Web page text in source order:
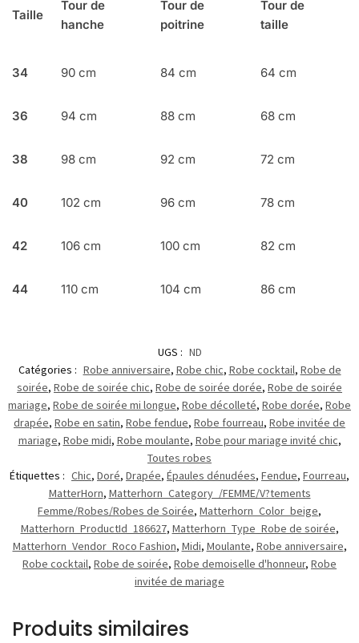
Taille
Tour de
hanche
Tour de
poitrine
Tour de
taille
34 90 cm 84 cm 64 cm
36 94 cm 88 cm 68 cm
38 98 cm 92 cm 72 cm
40 102 cm 96 cm 78 cm
42 106 cm 100 cm 82 cm
44 110 cm 104 cm 86 cm
UGS : ND
Catégories : Robe anniversaire, Robe chic, Robe cocktail, Robe de
soirée, Robe de soirée chic, Robe de soirée dorée, Robe de soirée
mariage, Robe de soirée mi longue, Robe décolleté, Robe dorée, Robe
drapée, Robe en satin, Robe fendue, Robe fourreau, Robe invitée de
mariage, Robe midi, Robe moulante, Robe pour mariage invité chic,
Toutes robes
Étiquettes : Chic, Doré, Drapée, Épaules dénudées, Fendue, Fourreau,
MatterHorn, Matterhorn_Category_/FEMME/V?tements
Femme/Robes/Robes de Soirée, Matterhorn_Color_beige,
Matterhorn_ProductId_186627, Matterhorn_Type_Robe de soirée,
Matterhorn_Vendor_Roco Fashion, Midi, Moulante, Robe anniversaire,
Robe cocktail, Robe de soirée, Robe demoiselle d'honneur, Robe
invitée de mariage
Produits similaires